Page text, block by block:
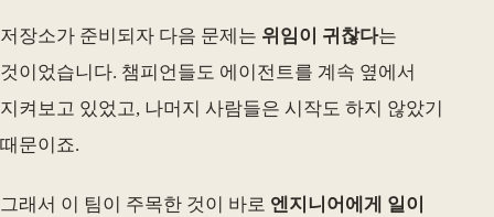
저장소가 준비되자 다음 문제는 위임이 귀찮다는
것이었습니다. 챔피언들도 에이전트를 계속 옆에서
지켜보고 있었고, 나머지 사람들은 시작도 하지 않았기
때문이죠.
그래서 이 팀이 주목한 것이 바로 엔지니어에게 일이